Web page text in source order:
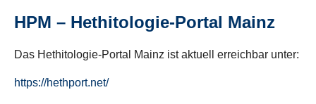
HPM – Hethitologie-Portal Mainz
Das Hethitologie-Portal Mainz ist aktuell erreichbar unter:
https://hethport.net/